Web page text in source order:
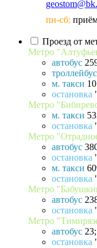
пн-сб:
Проезд от
Метро
автобус
троллейбус
м. такси
остановка
Метро
м. такси
остановка
Метро
автобус
остановка
м. такси
остановка
Метро
автобус
остановка
Метро
автобус 23;
остановка